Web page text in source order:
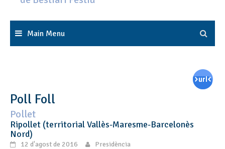
Main Menu
Poll Foll
Pollet
Ripollet (territorial Vallès-Maresme-Barcelonès
Nord)
12 d'agost de 2016 Presidència